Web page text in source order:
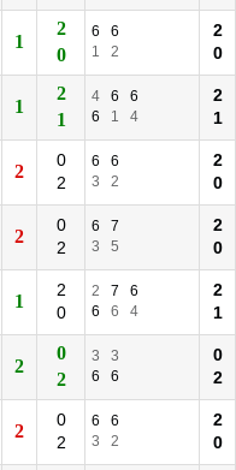
1
2
0
6
6
1
2
2
0
1
2
1
4 6
6
6
1 4
2
1
2
0
2
6
6
3
2
2
0
2
0
2
6
7
3
5
2
0
1
2
0
2 7
6
6
6 4
2
1
2
0
2
3
3
6
6
0
2
2
0
2
6
6
3
2
2
0